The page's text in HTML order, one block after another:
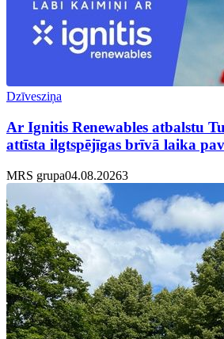
Dzīvesziņa
Ar Ignitis Renewables atbalstu
attīsta ilgtspējīgas brīvā laika
MRS grupa04.08.20263